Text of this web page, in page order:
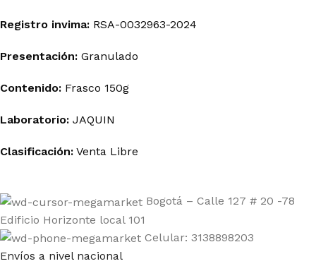
Registro invima: RSA-0032963-2024
Presentación: Granulado
Contenido: Frasco 150g
Laboratorio: JAQUIN
Clasificación: Venta Libre
Bogotá – Calle 127 # 20 -78
Edificio Horizonte local 101
Celular: 3138898203
Envíos a nivel nacional